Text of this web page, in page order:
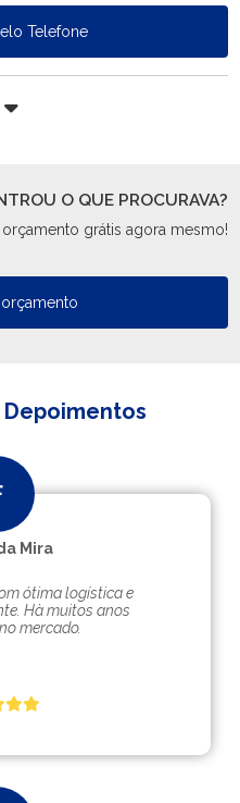
Telefone
O QUE PROCURAVA?
orçamento grátis agora mesmo!
Depoimentos
Mira
ótima logística e
Hà muitos anos
mercado.